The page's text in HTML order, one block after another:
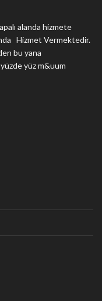
alanda hizmete
Hizmet Vermektedir.
bu yana
yüz m&uum